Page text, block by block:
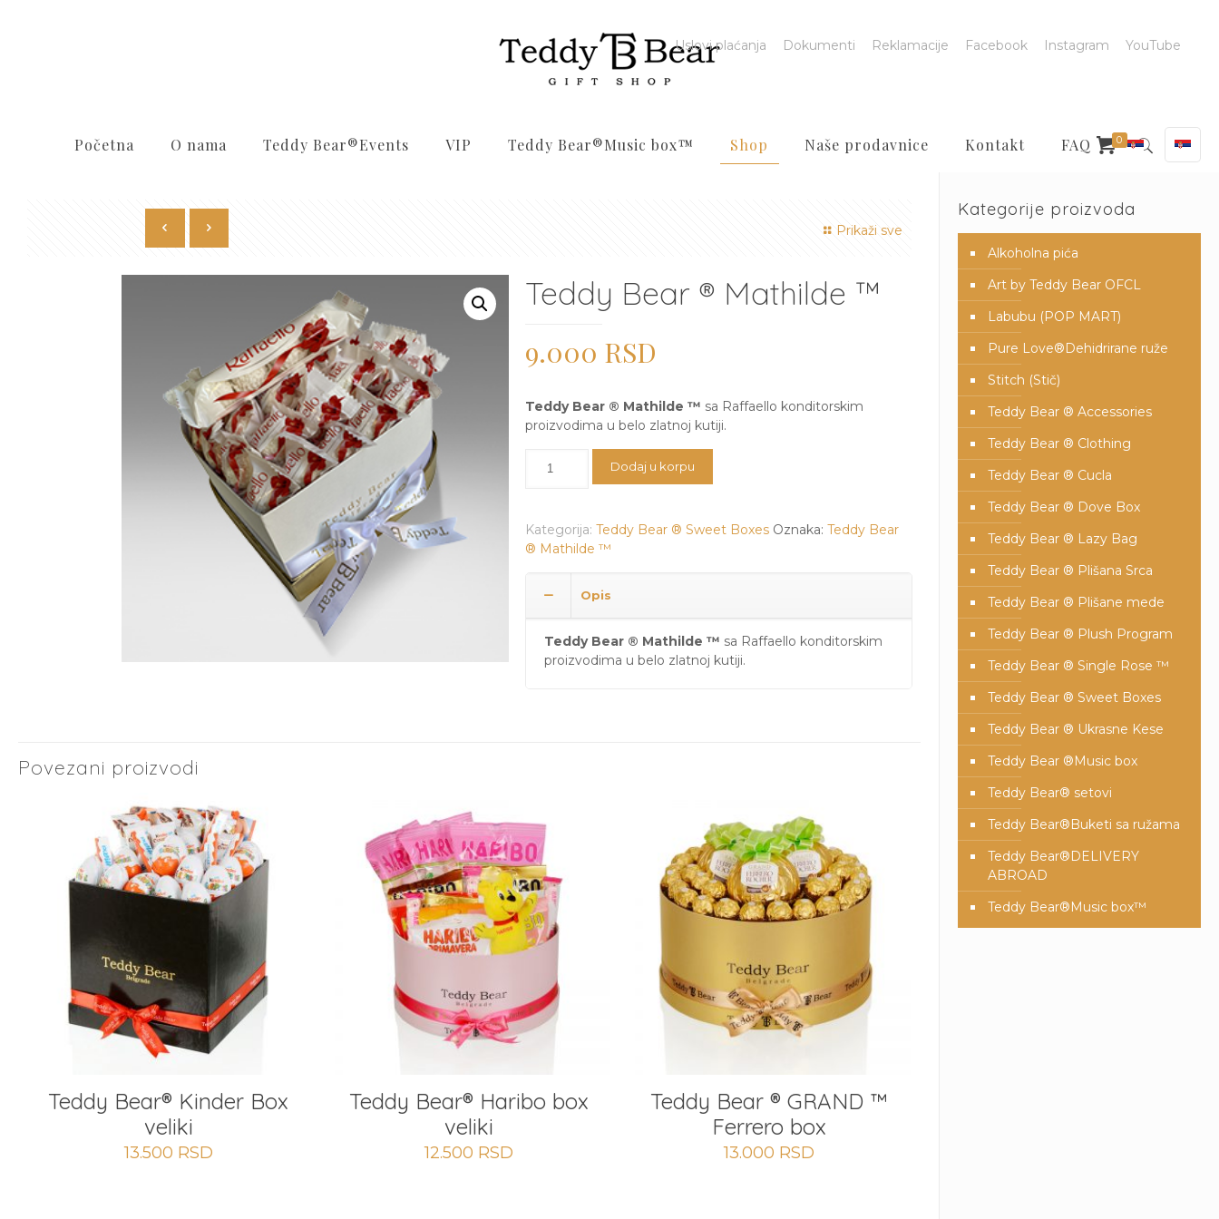
Početna O nama Teddy Bear®️Events VIP Teddy Bear®️Music box™️ Shop Naše prodavnice Kontakt FAQ
Uslovi plaćanja Dokumenti Reklamacije Facebook Instagram YouTube
0
Prikaži sve
Teddy Bear ® Mathilde ™
9.000 RSD
Teddy Bear ® Mathilde ™ sa Raffaello konditorskim
proizvodima u belo zlatnoj kutiji.
Bear
™
količina
Dodaj u korpu
Kategorija: Teddy Bear ® Sweet Boxes Oznaka: Teddy Bear
® Mathilde ™
Opis
Teddy Bear ® Mathilde ™ sa Raffaello konditorskim
proizvodima u belo zlatnoj kutiji.
Povezani proizvodi
Teddy Bear® Kinder Box
veliki
13.500 RSD
Teddy Bear® Haribo box
veliki
12.500 RSD
Teddy Bear ® GRAND ™
Ferrero box
13.000 RSD
Kategorije proizvoda
Alkoholna pića
Art by Teddy Bear OFCL
Labubu (POP MART)
Pure Love®️Dehidrirane ruže
Stitch (Stič)
Teddy Bear ® Accessories
Teddy Bear ® Clothing
Teddy Bear ® Cucla
Teddy Bear ® Dove Box
Teddy Bear ® Lazy Bag
Teddy Bear ® Plišana Srca
Teddy Bear ® Plišane mede
Teddy Bear ® Plush Program
Teddy Bear ® Single Rose ™
Teddy Bear ® Sweet Boxes
Teddy Bear ® Ukrasne Kese
Teddy Bear ®Music box
Teddy Bear® setovi
Teddy Bear®️Buketi sa ružama
Teddy Bear®️DELIVERY
ABROAD
Teddy Bear®️Music box™️